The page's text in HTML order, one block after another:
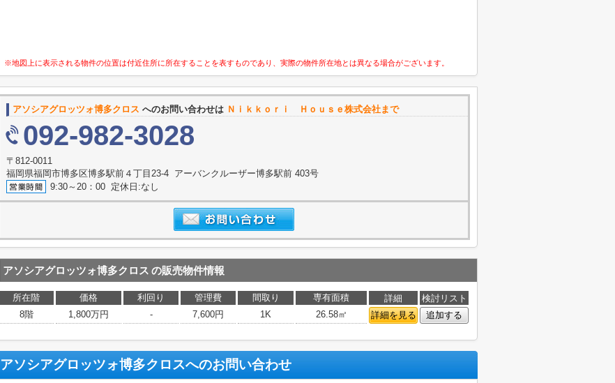
※地図上に表示される物件の位置は付近住所に所在することを表すものであり、実際の物件所在地とは異なる場合がございます。
アソシアグロッツォ博多クロス へのお問い合わせは Ｎｉｋｋｏｒｉ Ｈｏｕｓｅ株式会社まで
092-982-3028
〒812-0011
福岡県福岡市博多区博多駅前４丁目23-4 アーバンクルーザー博多駅前 403号
9:30～20：00 定休日:なし
アソシアグロッツォ博多クロス の販売物件情報
所在階 価格 利回り 管理費 間取り 専有面積 詳細
検討リスト
8階
1,800万円 - 7,600円 1K 26.58㎡ 詳細を見る 追加する
アソシアグロッツォ博多クロスへのお問い合わせ